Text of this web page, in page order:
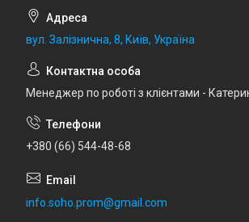
вул. Залізнична, 8, Київ, Україна
Менеджер по роботі з клієнтами -
+380 (66) 544-48-68
info.soho.prom@gmail.com